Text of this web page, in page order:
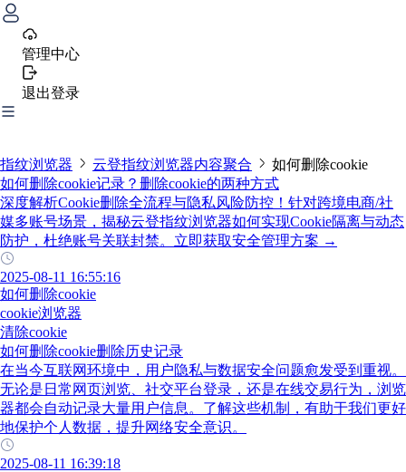
管理中心
退出登录
指纹浏览器 云登指纹浏览器内容聚合
如何删除cookie
如何删除cookie记录？删除cookie的两种方式
深度解析Cookie删除全流程与隐私风险防控！针对跨境电商/社
媒多账号场景，揭秘云登指纹浏览器如何实现Cookie隔离与动态
防护，杜绝账号关联封禁。立即获取安全管理方案 →
2025-08-11 16:55:16
如何删除cookie
cookie浏览器
清除cookie
如何删除cookie删除历史记录
在当今互联网环境中，用户隐私与数据安全问题愈发受到重视。
无论是日常网页浏览、社交平台登录，还是在线交易行为，浏览
器都会自动记录大量用户信息。了解这些机制，有助于我们更好
地保护个人数据，提升网络安全意识。
2025-08-11 16:39:18